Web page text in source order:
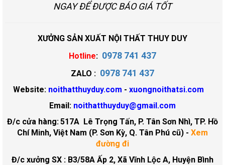
NGAY ĐỂ ĐƯỢC BÁO GIÁ TỐT
XƯỞNG SẢN XUẤT NỘI THẤT THUY DUY
Hotline: 0978 741 437
ZALO : 0978 741 437
Website: noithatthuyduy.com - xuongnoithatsi.com
Email: noithatthuyduy@gmail.com
Đ/c cửa hàng:517A Lê Trọng Tấn, P. Tân Sơn Nhì, TP. Hồ
Chí Minh, Việt Nam (P. Sơn Kỳ, Q. Tân Phú cũ) - Xem
đường đi
Đ/c xưởng SX : B3/58A Ấp 2, Xã Vĩnh Lộc A, Huyện Bình